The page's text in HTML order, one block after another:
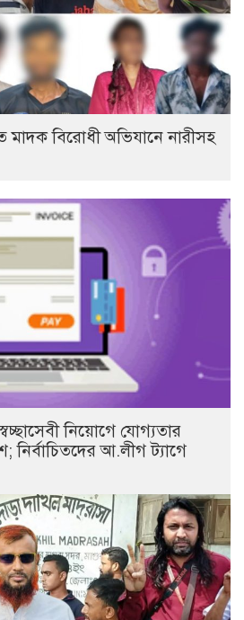
মাদক বিরোধী অভিযানে নারীসহ
নিয়োগে যোগ্যতার
নির্বাচিতদের আ.লীগ ট্যাগে